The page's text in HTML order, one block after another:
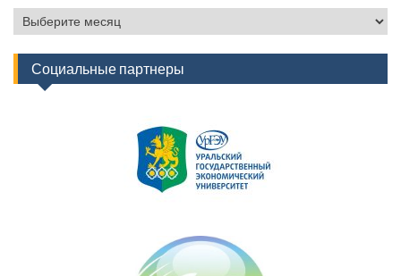
Архив
новостей
Социальные партнеры